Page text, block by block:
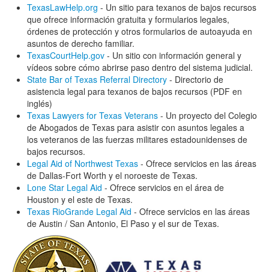
TexasLawHelp.org - Un sitio para texanos de bajos recursos
que ofrece información gratuita y formularios legales,
órdenes de protección y otros formularios de autoayuda en
asuntos de derecho familiar.
TexasCourtHelp.gov - Un sitio con información general y
vídeos sobre cómo abrirse paso dentro del sistema judicial.
State Bar of Texas Referral Directory - Directorio de
asistencia legal para texanos de bajos recursos (PDF en
inglés)
Texas Lawyers for Texas Veterans - Un proyecto del Colegio
de Abogados de Texas para asistir con asuntos legales a
los veteranos de las fuerzas militares estadounidenses de
bajos recursos.
Legal Aid of Northwest Texas - Ofrece servicios en las áreas
de Dallas-Fort Worth y el noroeste de Texas.
Lone Star Legal Aid - Ofrece servicios en el área de
Houston y el este de Texas.
Texas RioGrande Legal Aid - Ofrece servicios en las áreas
de Austin / San Antonio, El Paso y el sur de Texas.